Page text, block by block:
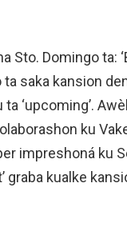
Sto. Domingo ta:
ta saka kansion
‘upcoming’.
ku
impreshoná ku
graba kualke